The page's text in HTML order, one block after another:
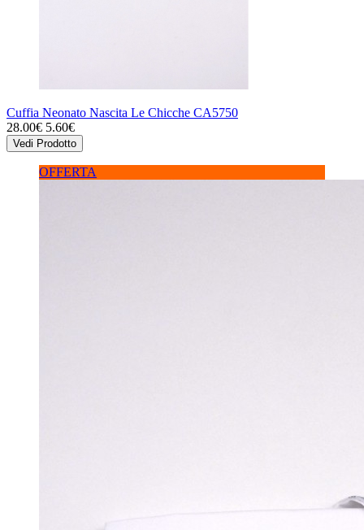
Cuffia Neonato Nascita Le Chicche CA5750
28.00€ 5.60€
Vedi Prodotto
OFFERTA